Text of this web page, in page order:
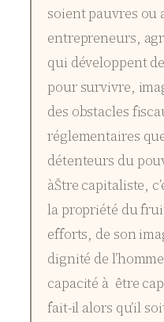
soient pauvres ou
entrepreneurs,
qui développent
pour survivre,
des obstacles
réglementaires
détenteurs du
àŠtre capitaliste,
la propriété du
efforts, de son
dignité de
capacité à être
fait-il alors qu’il